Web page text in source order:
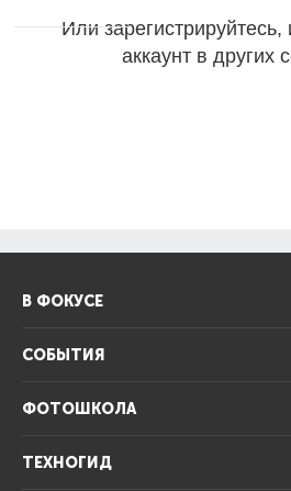
Или зарегистрируйтесь,
аккаунт в других
В ФОКУСЕ
СОБЫТИЯ
ФОТОШКОЛА
ТЕХНОГИД